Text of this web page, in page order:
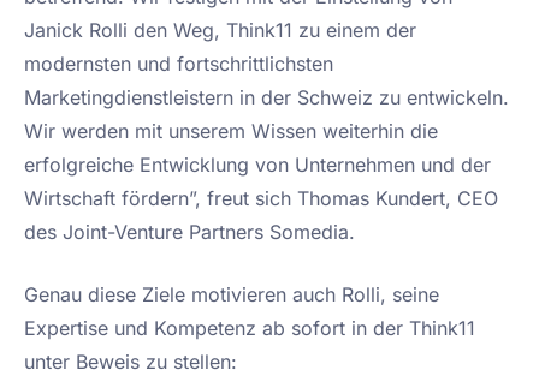
Janick Rolli den Weg, Think11 zu einem der
modernsten und fortschrittlichsten
Marketingdienstleistern in der Schweiz zu entwickeln.
Wir werden mit unserem Wissen weiterhin die
erfolgreiche Entwicklung von Unternehmen und der
Wirtschaft fördern”, freut sich Thomas Kundert, CEO
des Joint-Venture Partners Somedia.
Genau diese Ziele motivieren auch Rolli, seine
Expertise und Kompetenz ab sofort in der Think11
unter Beweis zu stellen: